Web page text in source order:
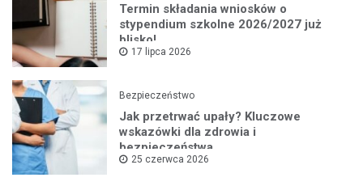
Termin składania wniosków o
stypendium szkolne 2026/2027 już
blisko!
17 lipca 2026
Bezpieczeństwo
Jak przetrwać upały? Kluczowe
wskazówki dla zdrowia i
bezpieczeństwa
25 czerwca 2026